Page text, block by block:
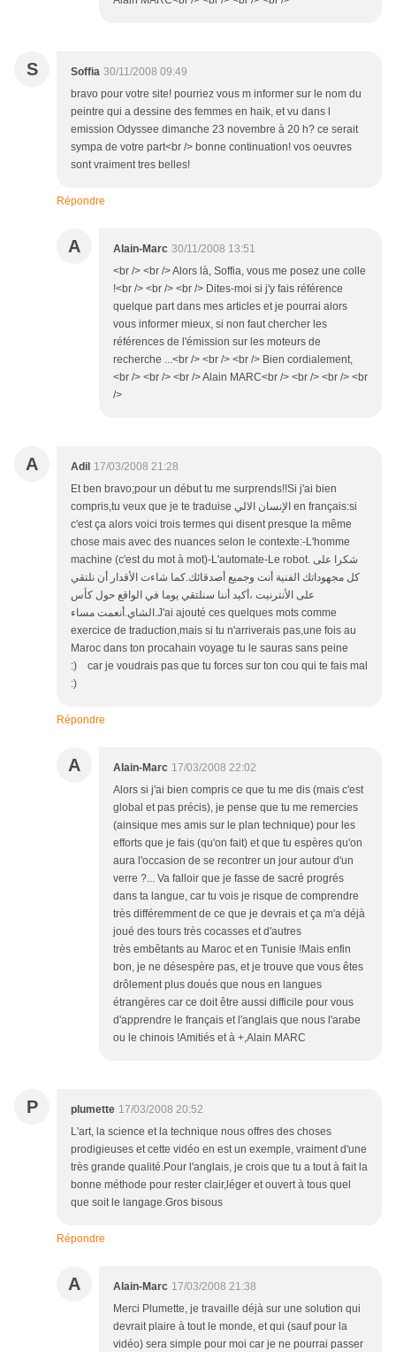
S Soffia 30/11/2008 09:49
bravo pour votre site! pourriez vous m informer sur le nom du
peintre qui a dessine des femmes en haik, et vu dans l
emission Odyssee dimanche 23 novembre à 20 h? ce serait
sympa de votre part<br /> bonne continuation! vos oeuvres
sont vraiment tres belles!
Répondre
A Alain-Marc 30/11/2008 13:51
<br /> <br /> Alors là, Soffia, vous me posez une colle
!<br /> <br /> <br /> Dites-moi si j'y fais référence
quelque part dans mes articles et je pourrai alors
vous informer mieux, si non faut chercher les
références de l'émission sur les moteurs de
recherche ...<br /> <br /> <br /> Bien cordialement,
<br /> <br /> <br /> Alain MARC<br /> <br /> <br /> <br
/>
A Adil 17/03/2008 21:28
Et ben bravo;pour un début tu me surprends!!Si j'ai bien
compris,tu veux que je te traduise الإنسان الالي en français:si
c'est ça alors voici trois termes qui disent presque la même
chose mais avec des nuances selon le contexte:-L'homme
machine (c'est du mot à mot)-L'automate-Le robot. شكرا على
كل مجهوداتك الفنية أنت وجميع أصدقائك.كما شاءت الأقدار أن نلتقي
على الأنترنيت ،أكيد أننا سنلتقي يوما في الواقع حول كأس
الشاي.أنعمت مساء.J'ai ajouté ces quelques mots comme
exercice de traduction,mais si tu n'arriverais pas,une fois au
Maroc dans ton procahain voyage tu le sauras sans peine
:) car je voudrais pas que tu forces sur ton cou qui te fais mal
:)
Répondre
A Alain-Marc 17/03/2008 22:02
Alors si j'ai bien compris ce que tu me dis (mais c'est
global et pas précis), je pense que tu me remercies
(ainsique mes amis sur le plan technique) pour les
efforts que je fais (qu'on fait) et que tu espères qu'on
aura l'occasion de se recontrer un jour autour d'un
verre ?... Va falloir que je fasse de sacré progrés
dans ta langue, car tu vois je risque de comprendre
très différemment de ce que je devrais et ça m'a déjà
joué des tours très cocasses et d'autres
très embêtants au Maroc et en Tunisie !Mais enfin
bon, je ne désespère pas, et je trouve que vous êtes
drôlement plus doués que nous en langues
étrangères car ce doit être aussi difficile pour vous
d'apprendre le français et l'anglais que nous l'arabe
ou le chinois !Amitiés et à +,Alain MARC
P plumette 17/03/2008 20:52
L'art, la science et la technique nous offres des choses
prodigieuses et cette vidéo en est un exemple, vraiment d'une
très grande qualité.Pour l'anglais, je crois que tu a tout à fait la
bonne méthode pour rester clair,léger et ouvert à tous quel
que soit le langage.Gros bisous
Répondre
A Alain-Marc 17/03/2008 21:38
Merci Plumette, je travaille déjà sur une solution qui
devrait plaire à tout le monde, et qui (sauf pour la
vidéo) sera simple pour moi car je ne pourrai passer